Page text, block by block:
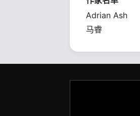
Adrian Ash
马睿